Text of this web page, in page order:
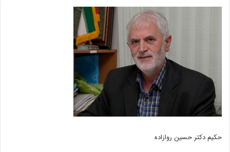
حکیم دکتر حسین روازاده